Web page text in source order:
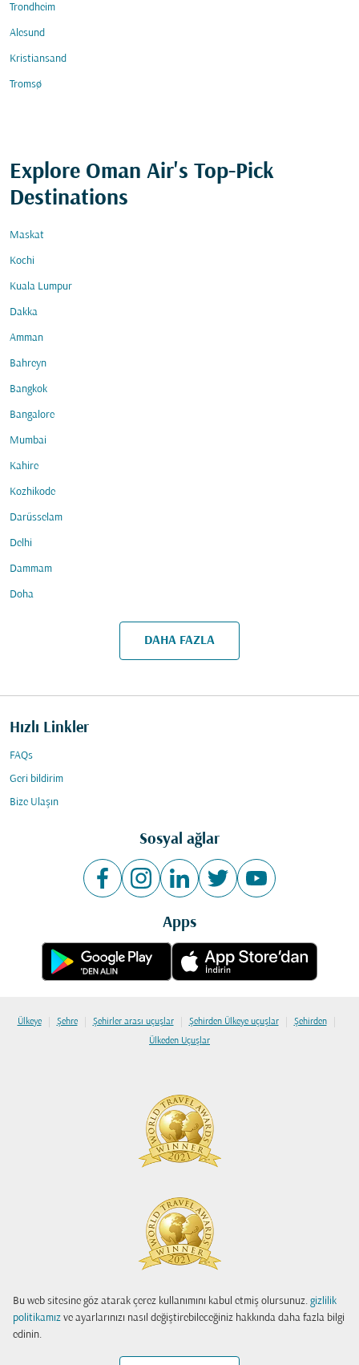
Bu web sitesine göz atarak çerez kullanımını kabul etmiş olursunuz. gizlilik
politikamız ve ayarlarınızı nasıl değiştirebileceğiniz hakkında daha fazla bilgi
edinin.
Trondheim
Alesund
Kristiansand
Tromsø
Explore Oman Air's Top-Pick
Destinations
Maskat
Kochi
Kuala Lumpur
Dakka
Amman
Bahreyn
Bangkok
Bangalore
Mumbai
Kahire
Kozhikode
Darüsselam
Delhi
Dammam
Doha
DAHA FAZLA
Hızlı Linkler
FAQs
Geri bildirim
Bize Ulaşın
Sosyal ağlar
Apps
Ülkeye | Şehre | Şehirler arası uçuşlar | Şehirden Ülkeye uçuşlar | Şehirden |
Ülkeden Uçuşlar